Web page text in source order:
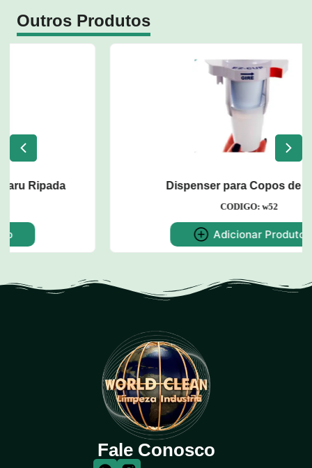
Outros Produtos
Dispenser para Copos de Água
Adicionar Produto
Fale Conosco